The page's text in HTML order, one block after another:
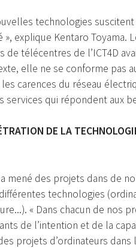
technologies
», explique Kentaro
de télécentres de l’ICT4D
elle ne se conforme pas
carences du réseau
services qui répondent aux
DE LA
a mené des projets dans de
technologies
« Dans chacun de nos
de l’intention et de la
projets d’ordinateurs